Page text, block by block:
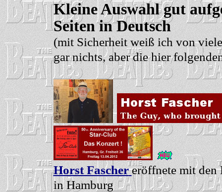
Kleine Auswahl gut
Seiten in Deutsch
(mit Sicherheit weiß ich von
gar nichts, aber die hier
Horst Fascher eröffnete mit den
in Hamburg